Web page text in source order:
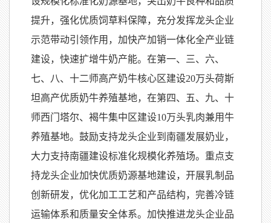
提升，强化优质饲草料保障，充分发挥龙头企业
示范带动引领作用，加快产加销一体化全产业链
建设，快速扩增牛奶产能。在第一、三、六、
七、八、十二师高产奶牛核心区建设20万头荷斯
坦高产优质奶牛养殖基地，在第四、五、九、十
师西门塔尔、褐牛集中区建设10万头乳肉兼用牛
养殖基地。鼓励支持龙头企业到南疆发展奶业，
大力支持南疆建设标准化规模化养殖场。重点支
持龙头企业加快优质奶源基地建设，开展乳制品
创新研发，优化加工工艺和产品结构，完善冷链
运输体系和质量安全体系。加快推进龙头企业品